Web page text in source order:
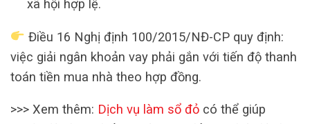
xã hội hợp lệ.
Điều 16 Nghị định 100/2015/NĐ-CP quy định:
việc giải ngân khoản vay phải gắn với tiến độ thanh
toán tiền mua nhà theo hợp đồng.
>>> Xem thêm: Dịch vụ làm sổ đỏ có thể giúp